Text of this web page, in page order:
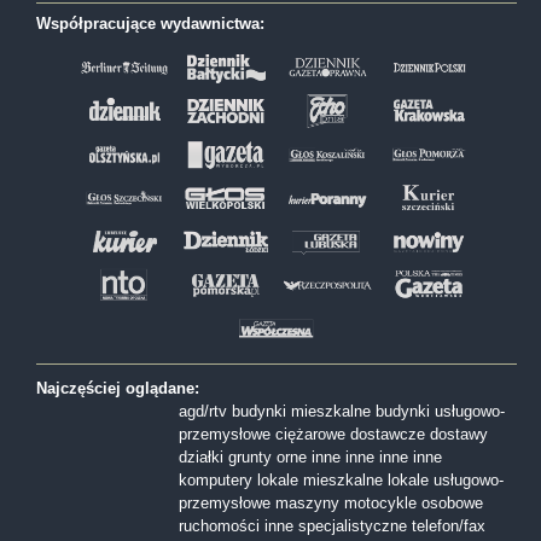
Współpracujące wydawnictwa:
Najczęściej oglądane:
agd/rtv budynki mieszkalne budynki usługowo-
przemysłowe ciężarowe dostawcze dostawy
działki grunty orne inne inne inne inne
komputery lokale mieszkalne lokale usługowo-
przemysłowe maszyny motocykle osobowe
ruchomości inne specjalistyczne telefon/fax